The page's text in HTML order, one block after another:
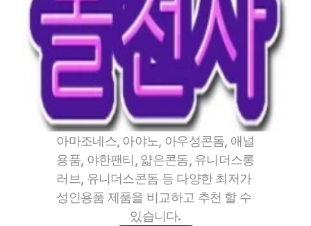
아마조네스, 아야노, 아우성콘돔, 애널
용품, 야한팬티, 얇은콘돔, 유니더스롱
러브, 유니더스콘돔 등 다양한 최저가
성인용품 제품을 비교하고 추천 할 수
있습니다.